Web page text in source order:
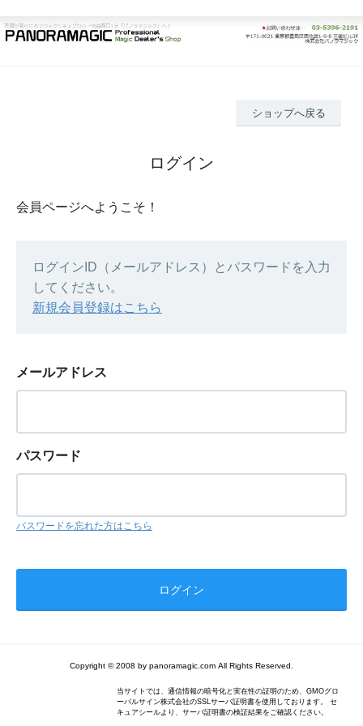
ショップへ戻る
ログイン
会員ページへようこそ！
ログインID（メールアドレス）とパスワードを入力
してください。
新規会員登録はこちら
メールアドレス
パスワード
パスワードを忘れた方はこちら
Copyright © 2008 by panoramagic.com All Rights Reserved.
当サイトでは、通信情報の暗号化と実在性の証明のため、GMOグロ
ーバルサイン株式会社のSSLサーバ証明書を使用しております。 セ
キュアシールより、サーバ証明書の検証結果をご確認ください。